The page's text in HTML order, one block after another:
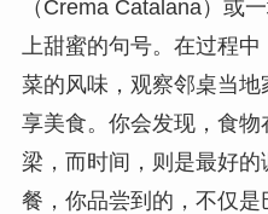
（Crema Catalana）或
上甜蜜的句号。在过程
菜的风味，观察邻桌当
享美食。你会发现，食
梁，而时间，则是最好
餐，你品尝到的，不仅